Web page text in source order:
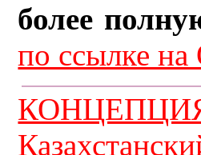
более
по ссылке
КОНЦЕПЦИЯ